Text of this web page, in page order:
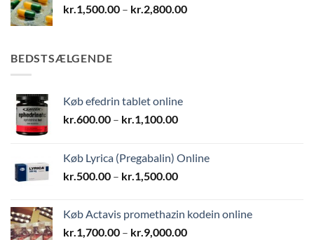
kr.1,500.00 – kr.2,800.00Prisinterval:
BEDSTSÆLGENDE
Køb efedrin tablet online
kr.600.00 – kr.1,100.00Prisinterval:
kr.1,100.00
Køb Lyrica (Pregabalin) Online
kr.500.00 – kr.1,500.00Prisinterval:
kr.1,500.00
Køb Actavis promethazin kodein online
kr.1,700.00 – kr.9,000.00Prisinterval: